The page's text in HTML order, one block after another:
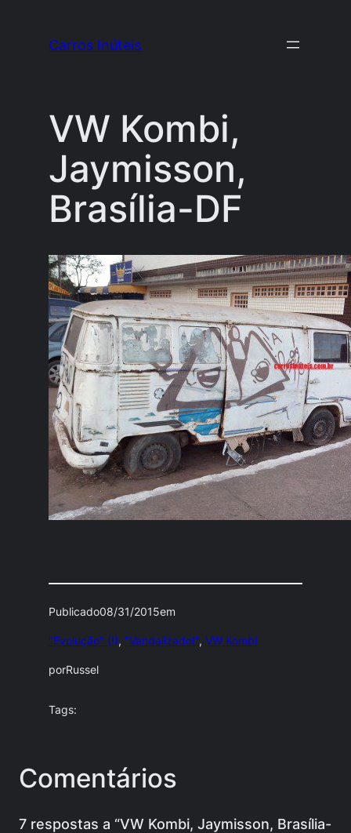
Carros Inúteis
VW Kombi,
Jaymisson,
Brasília-DF
Publicado08/31/2015em
"Evolução" (!), "Vandalizado!", VW Kombi
porRussel
Tags:
Comentários
7 respostas a “VW Kombi, Jaymisson, Brasília-